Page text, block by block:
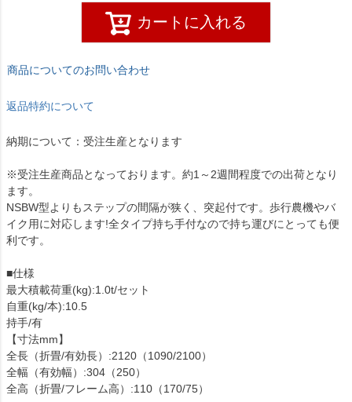
カートに入れる
商品についてのお問い合わせ
返品特約について
納期について：受注生産となります
※受注生産商品となっております。約1～2週間程度での出荷となり
ます。
NSBW型よりもステップの間隔が狭く、突起付です。歩行農機やバ
イク用に対応します!全タイプ持ち手付なので持ち運びにとっても便
利です。
■仕様
最大積載荷重(kg):1.0t/セット
自重(kg/本):10.5
持手/有
【寸法mm】
全長（折畳/有効長）:2120（1090/2100）
全幅（有効幅）:304（250）
全高（折畳/フレーム高）:110（170/75）